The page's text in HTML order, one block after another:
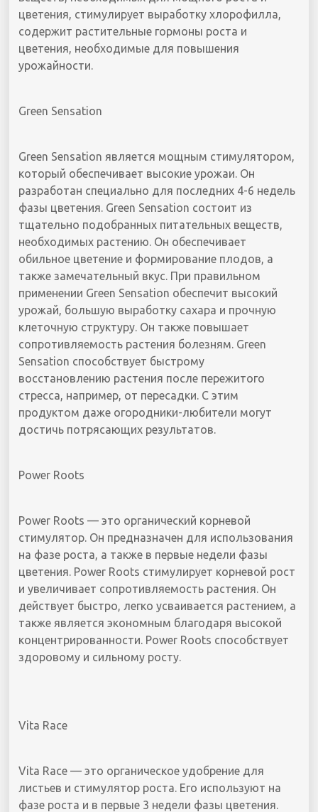
цветения, стимулирует выработку хлорофилла,
содержит растительные гормоны роста и
цветения, необходимые для повышения
урожайности.
Green Sensation
Green Sensation является мощным стимулятором,
который обеспечивает высокие урожаи. Он
разработан специально для последних 4-6 недель
фазы цветения. Green Sensation состоит из
тщательно подобранных питательных веществ,
необходимых растению. Он обеспечивает
обильное цветение и формирование плодов, а
также замечательный вкус. При правильном
применении Green Sensation обеспечит высокий
урожай, большую выработку сахара и прочную
клеточную структуру. Он также повышает
сопротивляемость растения болезням. Green
Sensation способствует быстрому
восстановлению растения после пережитого
стресса, например, от пересадки. С этим
продуктом даже огородники-любители могут
достичь потрясающих результатов.
Power Roots
Power Roots — это органический корневой
стимулятор. Он предназначен для использования
на фазе роста, а также в первые недели фазы
цветения. Power Roots стимулирует корневой рост
и увеличивает сопротивляемость растения. Он
действует быстро, легко усваивается растением, а
также является экономным благодаря высокой
концентрированности. Power Roots способствует
здоровому и сильному росту.
Vita Race
Vita Race — это органическое удобрение для
листьев и стимулятор роста. Его используют на
фазе роста и в первые 3 недели фазы цветения.